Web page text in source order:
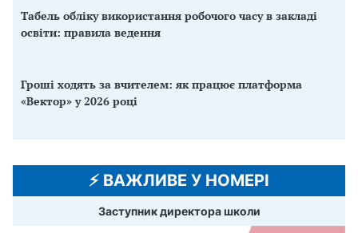
Табель обліку використання робочого часу в закладі
освіти: правила ведення
Гроші ходять за вчителем: як працює платформа
«Вектор» у 2026 році
⚡️ ВАЖЛИВЕ У НОМЕРІ
Заступник директора школи